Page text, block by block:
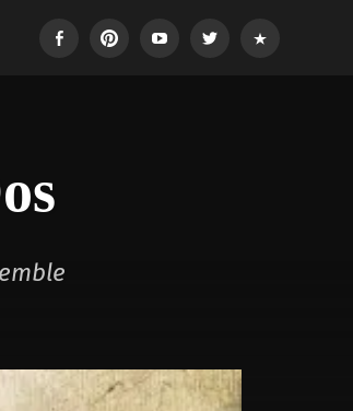
FacebookPinterestYoutubeTwitter Login